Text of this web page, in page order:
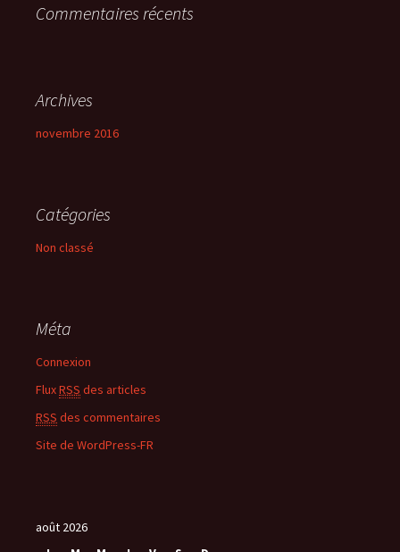
:Commentaires récents
Archives
novembre 2016
Catégories
Non classé
Méta
Connexion
FluxRSS des articles
RSS des commentaires
Site de WordPress-FR
août 2026